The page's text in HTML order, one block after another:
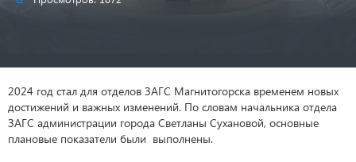
2024 год стал для отделов ЗАГС Магнитогорска временем новых
достижений и важных изменений. По словам начальника отдела
ЗАГС администрации города Светланы Сухановой, основные
плановые показатели были выполнены.